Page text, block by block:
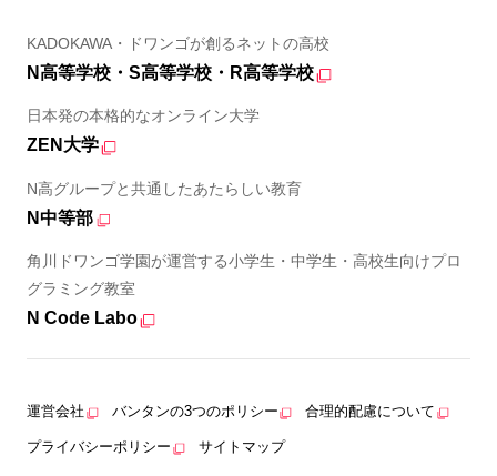
KADOKAWA・ドワンゴが創るネットの高校
N高等学校・S高等学校・R高等学校
日本発の本格的なオンライン大学
ZEN大学
N高グループと共通したあたらしい教育
N中等部
角川ドワンゴ学園が運営する小学生・中学生・高校生向けプロ
グラミング教室
N Code Labo
運営会社 バンタンの3つのポリシー 合理的配慮について
プライバシーポリシー サイトマップ